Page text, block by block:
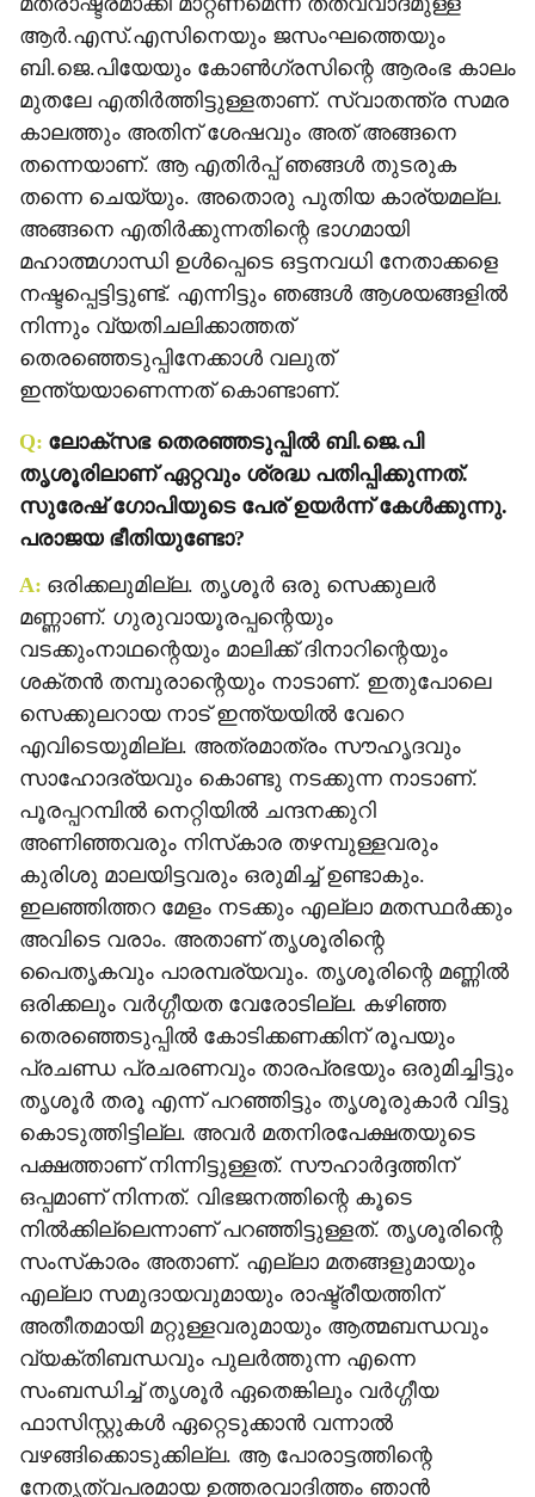
ആര്‍.എസ്.എസിനെയും ജസംഘത്തെയും
ബി.ജെ.പിയേയും കോണ്‍ഗ്രസിന്റെ ആരംഭ കാലം
മുതലേ എതിര്‍ത്തിട്ടുള്ളതാണ്. സ്വാതന്ത്ര സമര
കാലത്തും അതിന് ശേഷവും അത് അങ്ങനെ
തന്നെയാണ്. ആ എതിര്‍പ്പ് ഞങ്ങള്‍ തുടരുക
തന്നെ ചെയ്യും. അതൊരു പുതിയ കാര്യമല്ല.
അങ്ങനെ എതിര്‍ക്കുന്നതിന്റെ ഭാഗമായി
മഹാത്മഗാന്ധി ഉള്‍പ്പെടെ ഒട്ടനവധി നേതാക്കളെ
നഷ്ടപ്പെട്ടിട്ടുണ്ട്. എന്നിട്ടും ഞങ്ങള്‍ ആശയങ്ങളില്‍
നിന്നും വ്യതിചലിക്കാത്തത്
തെരഞ്ഞെടുപ്പിനേക്കാള്‍ വലുത്
ഇന്ത്യയാണെന്നത് കൊണ്ടാണ്.
Q: ലോക്‌സഭ തെരഞ്ഞടുപ്പില്‍ ബി.ജെ.പി
തൃശൂരിലാണ് ഏറ്റവും ശ്രദ്ധ പതിപ്പിക്കുന്നത്.
സുരേഷ് ഗോപിയുടെ പേര് ഉയര്‍ന്ന് കേള്‍ക്കുന്നു.
പരാജയ ഭീതിയുണ്ടോ?
A: ഒരിക്കലുമില്ല. തൃശൂര്‍ ഒരു സെക്കുലര്‍
മണ്ണാണ്. ഗുരുവായൂരപ്പന്റെയും
വടക്കുംനാഥന്റെയും മാലിക്ക് ദിനാറിന്റെയും
ശക്തന്‍ തമ്പുരാന്റെയും നാടാണ്. ഇതുപോലെ
സെക്കുലറായ നാട് ഇന്ത്യയില്‍ വേറെ
എവിടെയുമില്ല. അത്രമാത്രം സൗഹൃദവും
സാഹോദര്യവും കൊണ്ടു നടക്കുന്ന നാടാണ്.
പൂരപ്പറമ്പില്‍ നെറ്റിയില്‍ ചന്ദനക്കുറി
അണിഞ്ഞവരും നിസ്‌കാര തഴമ്പുള്ളവരും
കുരിശു മാലയിട്ടവരും ഒരുമിച്ച് ഉണ്ടാകും.
ഇലഞ്ഞിത്തറ മേളം നടക്കും എല്ലാ മതസ്ഥര്‍ക്കും
അവിടെ വരാം. അതാണ് തൃശൂരിന്റെ
പൈതൃകവും പാരമ്പര്യവും. തൃശൂരിന്റെ മണ്ണില്‍
ഒരിക്കലും വര്‍ഗ്ഗീയത വേരോടില്ല. കഴിഞ്ഞ
തെരഞ്ഞെടുപ്പില്‍ കോടിക്കണക്കിന് രൂപയും
പ്രചണ്ഡ പ്രചരണവും താരപ്രഭയും ഒരുമിച്ചിട്ടും
തൃശൂര്‍ തരൂ എന്ന് പറഞ്ഞിട്ടും തൃശൂരുകാര്‍ വിട്ടു
കൊടുത്തിട്ടില്ല. അവര്‍ മതനിരപേക്ഷതയുടെ
പക്ഷത്താണ് നിന്നിട്ടുള്ളത്. സൗഹാര്‍ദ്ദത്തിന്
ഒപ്പമാണ് നിന്നത്. വിഭജനത്തിന്റെ കൂടെ
നില്‍ക്കില്ലെന്നാണ് പറഞ്ഞിട്ടുള്ളത്. തൃശൂരിന്റെ
സംസ്‌കാരം അതാണ്. എല്ലാ മതങ്ങളുമായും
എല്ലാ സമുദായവുമായും രാഷ്ട്രീയത്തിന്
അതീതമായി മറ്റുള്ളവരുമായും ആത്മബന്ധവും
വ്യക്തിബന്ധവും പുലര്‍ത്തുന്ന എന്നെ
സംബന്ധിച്ച് തൃശൂര്‍ ഏതെങ്കിലും വര്‍ഗ്ഗീയ
ഫാസിസ്റ്റുകള്‍ ഏറ്റെടുക്കാന്‍ വന്നാല്‍
വഴങ്ങിക്കൊടുക്കില്ല. ആ പോരാട്ടത്തിന്റെ
നേതൃത്വപരമായ ഉത്തരവാദിത്തം ഞാന്‍